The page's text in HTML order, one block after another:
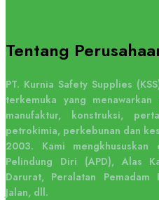
Tentang
PT. Kurnia Safety Supplies
terkemuka yang
manufaktur, konstruksi,
petrokimia, perkebunan dan
2003. Kami
Pelindung Diri (APD), Alas
Darurat, Peralatan Pemadam
Jalan, dll.